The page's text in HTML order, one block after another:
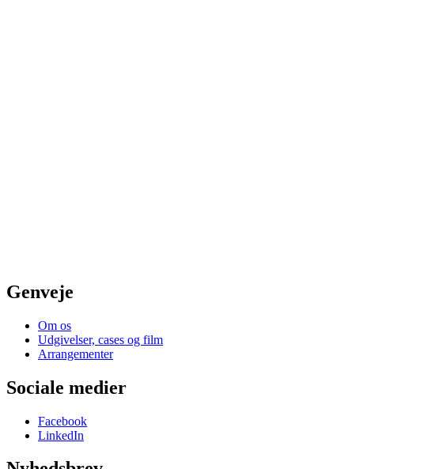
Genveje
Om os
Udgivelser, cases og film
Arrangementer
Sociale medier
Facebook
LinkedIn